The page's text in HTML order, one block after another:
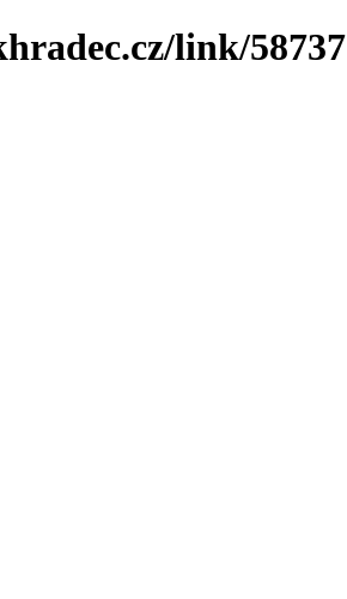
link/58737